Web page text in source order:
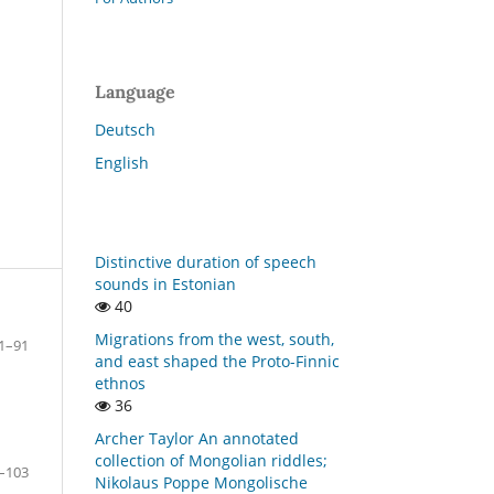
Language
Deutsch
English
Distinctive duration of speech
sounds in Estonian
40
Migrations from the west, south,
and east shaped the Proto-Finnic
ethnos
36
Archer Taylor An annotated
collection of Mongolian riddles;
Nikolaus Poppe Mongolische